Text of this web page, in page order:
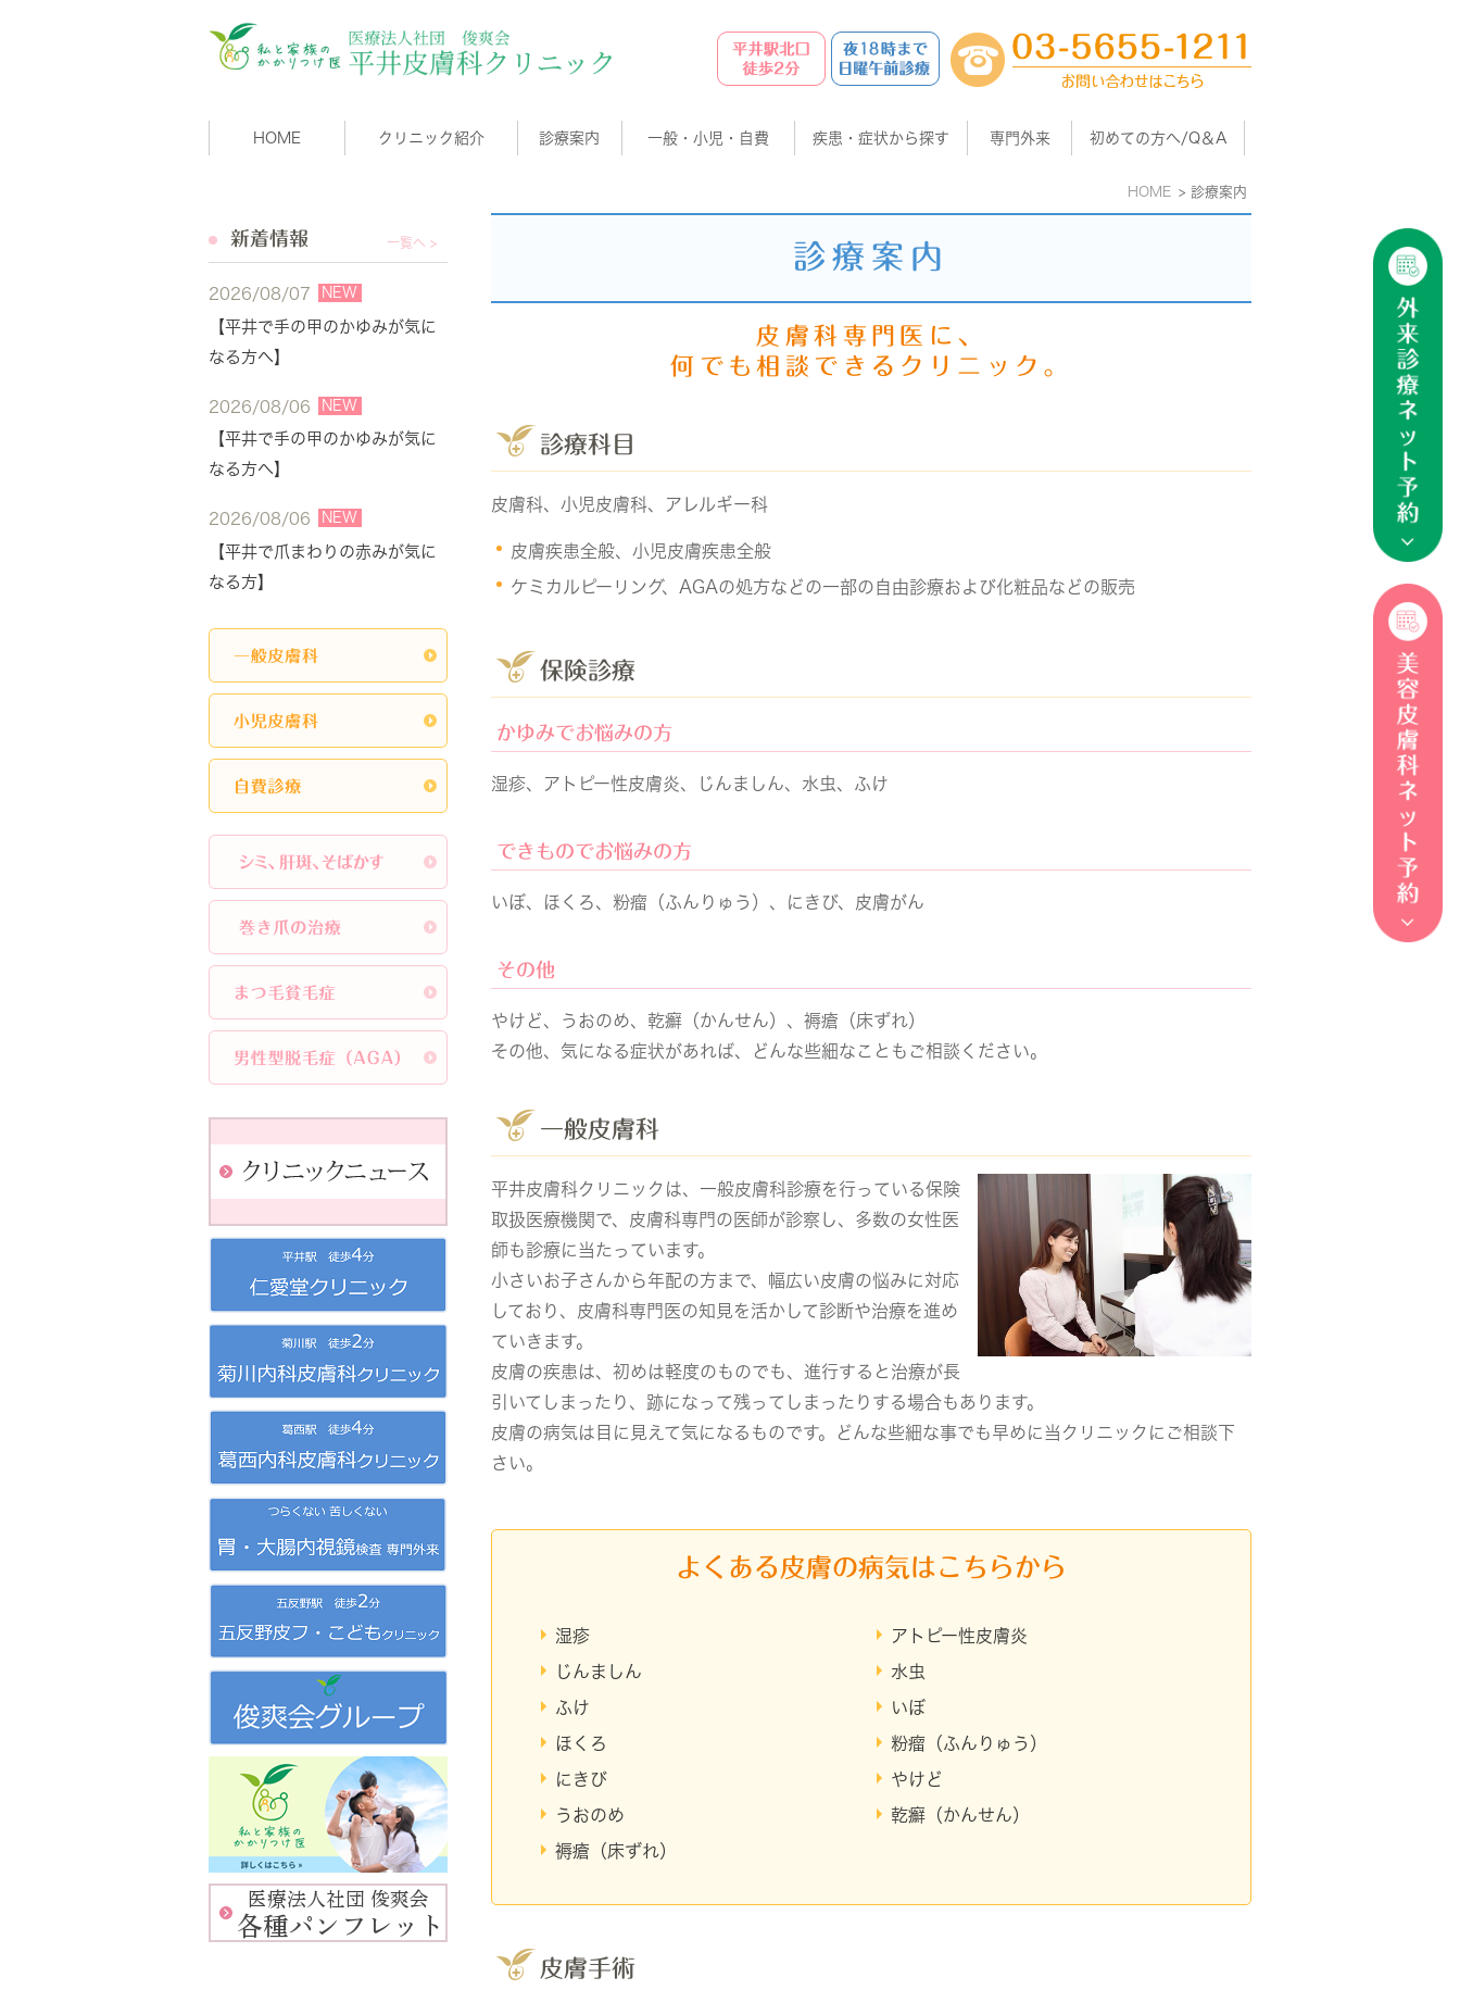
HOME クリニック紹介 診療案内 一般・小児・自費 疾患・症状から探す 専門外来 初めての方へ/Q＆A
HOME 診療案内
診療案内
皮膚科専門医に、
何でも相談できるクリニック。
診療科目
皮膚科、小児皮膚科、アレルギー科
皮膚疾患全般、小児皮膚疾患全般
ケミカルピーリング、AGAの処方などの一部の自由診療および化粧品などの販売
保険診療
かゆみでお悩みの方
湿疹、アトピー性皮膚炎、じんましん、水虫、ふけ
できものでお悩みの方
いぼ、ほくろ、粉瘤（ふんりゅう）、にきび、皮膚がん
その他
やけど、うおのめ、乾癬（かんせん）、褥瘡（床ずれ）
その他、気になる症状があれば、どんな些細なこともご相談ください。
一般皮膚科
平井皮膚科クリニックは、一般皮膚科診療を行っている保険
取扱医療機関で、皮膚科専門の医師が診察し、多数の女性医
師も診療に当たっています。
小さいお子さんから年配の方まで、幅広い皮膚の悩みに対応
しており、皮膚科専門医の知見を活かして診断や治療を進め
ていきます。
皮膚の疾患は、初めは軽度のものでも、進行すると治療が長
引いてしまったり、跡になって残ってしまったりする場合もあります。
皮膚の病気は目に見えて気になるものです。どんな些細な事でも早めに当クリニックにご相談下
さい。
よくある皮膚の病気はこちらから
湿疹 アトピー性皮膚炎
じんましん 水虫
ふけ いぼ
ほくろ 粉瘤（ふんりゅう）
にきび やけど
うおのめ 乾癬（かんせん）
褥瘡（床ずれ）
皮膚手術
新着情報 一覧へ >
2026/08/07 NEW
【平井で手の甲のかゆみが気に
なる方へ】
2026/08/06 NEW
【平井で手の甲のかゆみが気に
なる方へ】
2026/08/06 NEW
【平井で爪まわりの赤みが気に
なる方】